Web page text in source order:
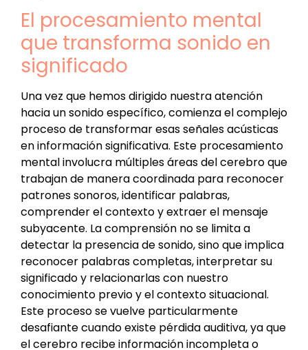
El procesamiento mental
que transforma sonido en
significado
Una vez que hemos dirigido nuestra atención
hacia un sonido específico, comienza el complejo
proceso de transformar esas señales acústicas
en información significativa. Este procesamiento
mental involucra múltiples áreas del cerebro que
trabajan de manera coordinada para reconocer
patrones sonoros, identificar palabras,
comprender el contexto y extraer el mensaje
subyacente. La comprensión no se limita a
detectar la presencia de sonido, sino que implica
reconocer palabras completas, interpretar su
significado y relacionarlas con nuestro
conocimiento previo y el contexto situacional.
Este proceso se vuelve particularmente
desafiante cuando existe pérdida auditiva, ya que
el cerebro recibe información incompleta o